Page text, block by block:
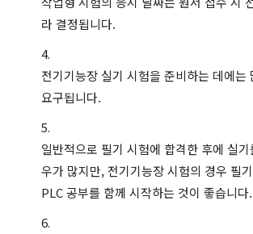
라 결정됩니다.
전기기능장 실기 시험을 준비하는 데에는
요구됩니다.
일반적으로 필기 시험에 합격한 후에 실
우가 많지만, 전기기능장 시험의 경우 필
PLC 공부를 함께 시작하는 것이 좋습니다.